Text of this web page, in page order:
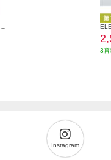
3営
Instagram